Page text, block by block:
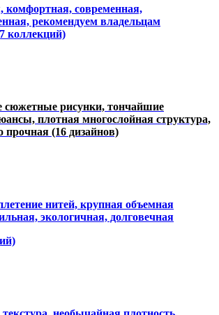
комфортная, современная,
рекомендуем владельцам
коллекций)
сюжетные рисунки, тончайшие
плотная многослойная структура,
прочная (16 дизайнов)
нитей, крупная объемная
экологичная, долговечная